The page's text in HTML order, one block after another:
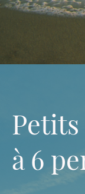
à 6